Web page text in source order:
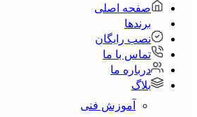
صفحه اصلی
برندها
نصب رایگان
تماس با ما
درباره ما
بلاگ
آموزش فنی